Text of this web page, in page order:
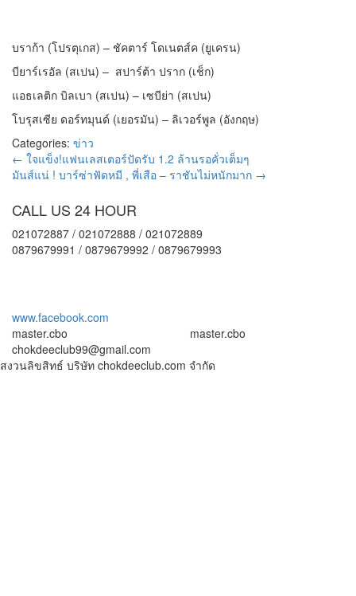
บราก้า (โปรตุเกส) – ชัคตาร์ โดเนตส์ค (ยูเครน)
บียาร์เรอัล (สเปน) – สปาร์ต้า ปราก (เช็ก)
แอธเลติก บิลเบา (สเปน) – เซบีย่า (สเปน)
โบรุสเซีย ดอร์ทมุนด์ (เยอรมัน) – ลิเวอร์พูล (อังกฤษ)
Categories: ข่าว
← ใจแข็ง!แฟนเลสเตอร์ปัดรับ 1.2 ล้านรอคั่วเต็มๆ
มันส์แน่ ! บาร์ซ่าฟัดหมี , พี่เสือ – ราชันไม่หนักมาก →
CALL US 24 HOUR
021072887 / 021072888 / 021072889
0879679991 / 0879679992 / 0879679993
www.facebook.com
master.cbo
chokdeeclub99@gmail.com
master.cbo
สงวนลิขสิทธ์ บริษัท chokdeeclub.com จำกัด